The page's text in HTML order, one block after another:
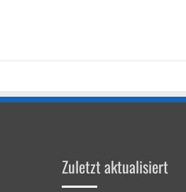
Zuletzt aktualisiert